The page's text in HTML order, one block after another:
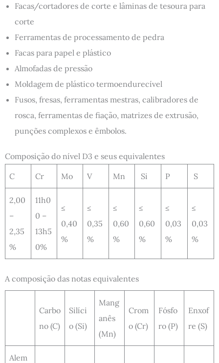
Facas/cortadores de corte e lâminas de tesoura para
corte
Ferramentas de processamento de pedra
Facas para papel e plástico
Almofadas de pressão
Moldagem de plástico termoendurecível
Fusos, fresas, ferramentas mestras, calibradores de
rosca, ferramentas de fiação, matrizes de extrusão,
punções complexos e êmbolos.
Composição do nível D3 e seus equivalentes
C Cr Mo V Mn Si P S
2,00
–
2,35
%
11h0
0 –
13h5
0%
≤
0,40
%
≤
0,35
%
≤
0,60
%
≤
0,60
%
≤
0,03
%
≤
0,03
%
A composição das notas equivalentes
Carbo
no (C)
Silíci
o (Si)
Mang
anês
(Mn)
Crom
o (Cr)
Fósfo
ro (P)
Enxof
re (S)
Alem